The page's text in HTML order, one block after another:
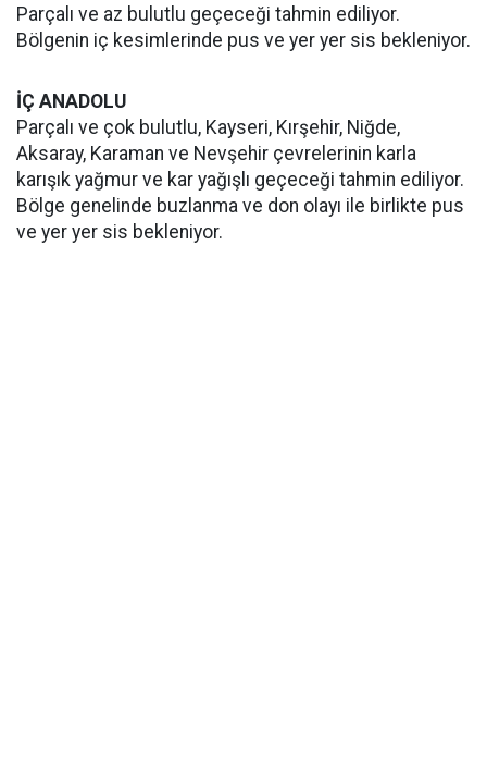
Parçalı ve az bulutlu geçeceği tahmin ediliyor.
Bölgenin iç kesimlerinde pus ve yer yer sis bekleniyor.
İÇ ANADOLU
Parçalı ve çok bulutlu, Kayseri, Kırşehir, Niğde,
Aksaray, Karaman ve Nevşehir çevrelerinin karla
karışık yağmur ve kar yağışlı geçeceği tahmin ediliyor.
Bölge genelinde buzlanma ve don olayı ile birlikte pus
ve yer yer sis bekleniyor.